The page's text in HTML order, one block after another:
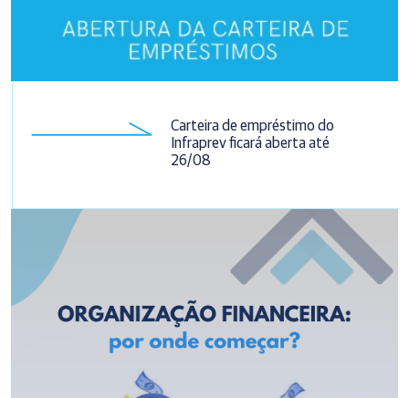
Carteira de empréstimo do
Infraprev ficará aberta até
26/08